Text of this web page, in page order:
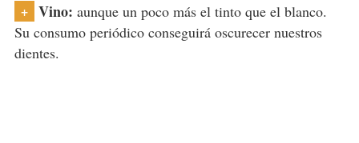
+ Vino: aunque un poco más el tinto que el blanco.
Su consumo periódico conseguirá oscurecer nuestros
dientes.